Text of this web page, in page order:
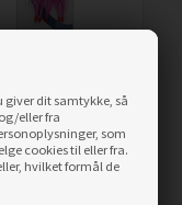
giver dit samtykke, så
eller fra
som
cookies til eller fra.
hvilket formål de
Sabiki Nordic
pink